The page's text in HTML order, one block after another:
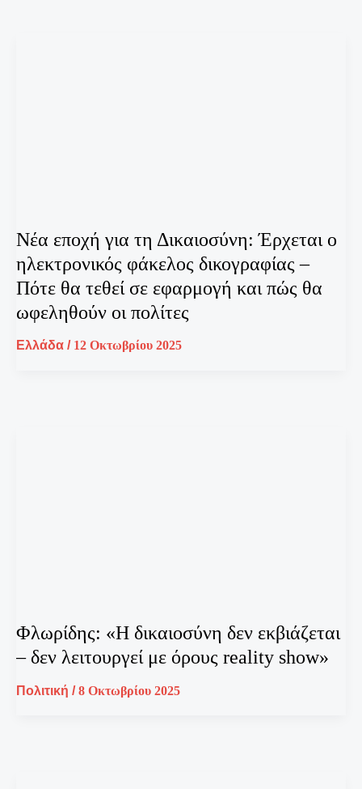
Νέα εποχή για τη Δικαιοσύνη: Έρχεται ο
ηλεκτρονικός φάκελος δικογραφίας –
Πότε θα τεθεί σε εφαρμογή και πώς θα
ωφεληθούν οι πολίτες
Ελλάδα / 12 Οκτωβρίου 2025
Φλωρίδης: «Η δικαιοσύνη δεν εκβιάζεται
– δεν λειτουργεί με όρους reality show»
Πολιτική /8 Οκτωβρίου 2025